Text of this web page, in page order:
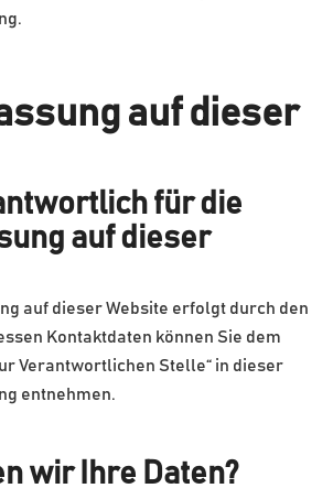
auf dieser
für die
auf dieser
auf dieser Website erfolgt durch den
Kontaktdaten können Sie dem
Verantwortlichen Stelle“ in dieser
entnehmen.
wir Ihre Daten?